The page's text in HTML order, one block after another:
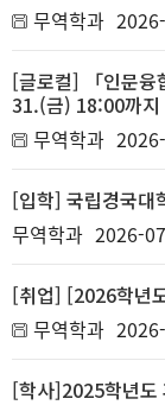
무역학과
[글로컬] 「인문융
31.(금) 18:00까지
무역학과
[입학] 국립경국대
무역학과 2026-
[취업] [2026학년
무역학과
[학사]2025학년도